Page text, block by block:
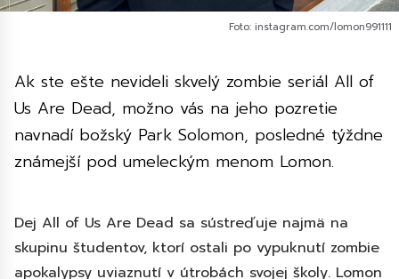
Foto: instagram.com/lomon991111
Ak ste ešte nevideli skvelý zombie seriál All of
Us Are Dead, možno vás na jeho pozretie
navnadí božský Park Solomon, posledné týždne
známejší pod umeleckým menom Lomon.
Dej All of Us Are Dead sa sústreďuje najmä na
skupinu študentov, ktorí ostali po vypuknutí zombie
apokalypsy uviaznutí v útrobách svojej školy. Lomon